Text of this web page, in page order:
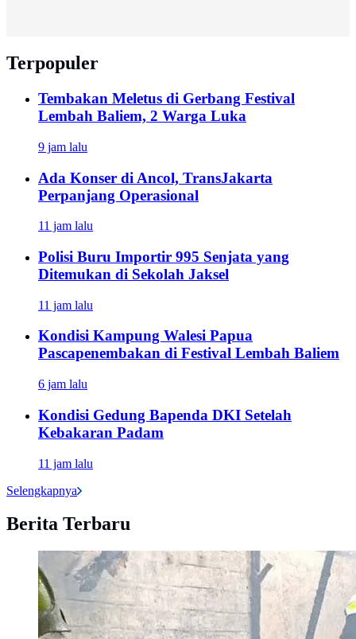
Terpopuler
Tembakan Meletus di Gerbang Festival
Lembah Baliem, 2 Warga Luka
9 jam lalu
Ada Konser di Ancol, TransJakarta
Perpanjang Operasional
11 jam lalu
Polisi Buru Importir 995 Senjata yang
Ditemukan di Sekolah Jaksel
11 jam lalu
Kondisi Kampung Walesi Papua
Pascapenembakan di Festival Lembah Baliem
6 jam lalu
Kondisi Gedung Bapenda DKI Setelah
Kebakaran Padam
11 jam lalu
Selengkapnya
Berita Terbaru